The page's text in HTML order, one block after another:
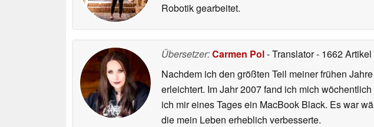
Robotik gearbeitet.
Übersetzer:Carmen Pol- Translator- 1662
Nachdem ich den größten Teil meiner frühen
erleichtert. Im Jahr 2007 fand ich mich
ich mir eines Tages ein MacBook Black. Es war
die mein Leben erheblich verbesserte.